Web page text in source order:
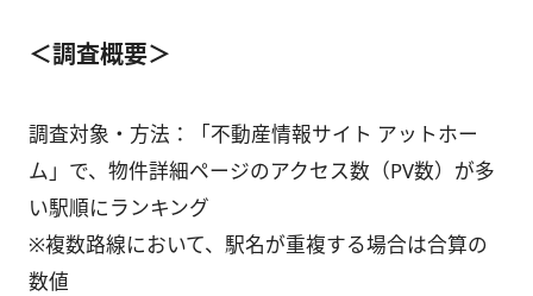
＜調査概要＞
調査対象・方法：「不動産情報サイト アットホー
ム」で、物件詳細ページのアクセス数（PV数）が多
い駅順にランキング
※複数路線において、駅名が重複する場合は合算の
数値